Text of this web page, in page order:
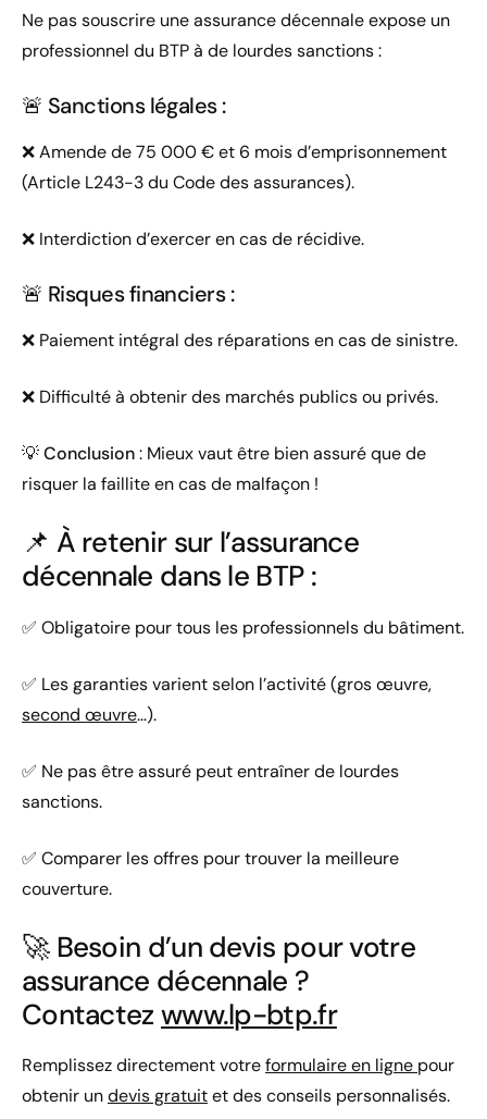
Ne pas souscrire une assurance décennale expose un
professionnel du BTP à de lourdes sanctions :
🚨 Sanctions légales :
❌ Amende de 75 000 € et 6 mois d’emprisonnement
(Article L243-3 du Code des assurances).
❌ Interdiction d’exercer en cas de récidive.
🚨 Risques financiers :
❌ Paiement intégral des réparations en cas de sinistre.
❌ Difficulté à obtenir des marchés publics ou privés.
💡Conclusion: Mieux vaut être bien assuré que de
risquer la faillite en cas de malfaçon !
📌 À retenir sur l’assurance
décennale dans le BTP :
✅ Obligatoire pour tous les professionnels du bâtiment.
✅ Les garanties varient selon l’activité (gros œuvre,
second œuvre…).
✅ Ne pas être assuré peut entraîner de lourdes
sanctions.
✅ Comparer les offres pour trouver la meilleure
couverture.
🚀 Besoin d’un devis pour votre
assurance décennale ?
Contactez www.lp-btp.fr
Remplissez directement votreformulaire en ligne pour
obtenir undevis gratuitet des conseils personnalisés.